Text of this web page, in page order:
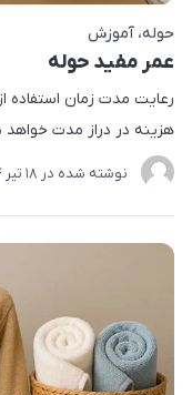
حوله آموزش
عمر مفید حوله
رعایت مدت زمان استفاده
هزینه در دراز مدت
نوشته شده در 18 تير 1404